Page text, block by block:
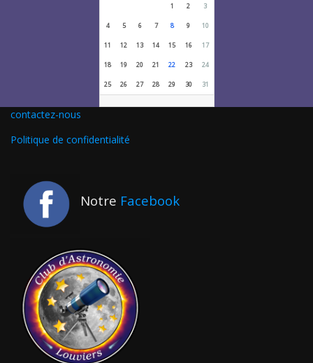
1
2 3
4 5 6 7 8 9 10
11 12 13 14 15 16 17
18 19 20 21 22 23 24
25 26 27 28 29 30 31
contactez-nous
Politique de confidentialité
Notre Facebook